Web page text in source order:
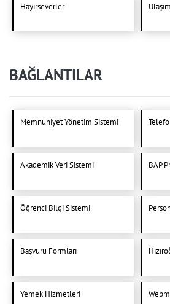
Hayırseverler
BAĞLANTILAR
Memnuniyet Yönetim Sistemi
Akademik Veri Sistemi BAP
Öğrenci Bilgi Sistemi
Başvuru Formları
Yemek Hizmetleri